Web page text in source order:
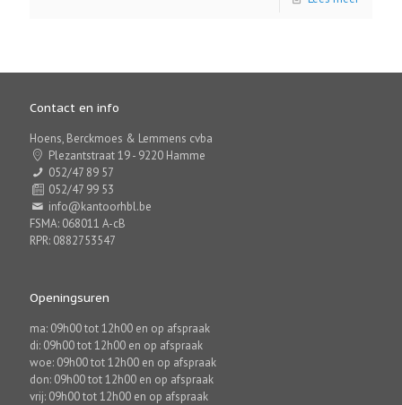
Contact en info
Hoens, Berckmoes & Lemmens cvba
Plezantstraat 19 - 9220 Hamme
052/47 89 57
052/47 99 53
info@kantoorhbl.be
FSMA: 068011 A-cB
RPR: 0882753547
Openingsuren
ma: 09h00 tot 12h00 en op afspraak
di: 09h00 tot 12h00 en op afspraak
woe: 09h00 tot 12h00 en op afspraak
don: 09h00 tot 12h00 en op afspraak
vrij: 09h00 tot 12h00 en op afspraak